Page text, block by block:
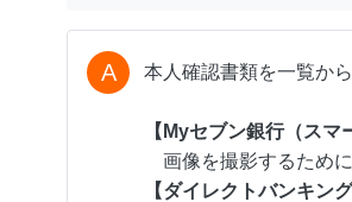
A 本人確認書類を一覧か
【Myセブン銀行（スマ
画像を撮影するために
【ダイレクトバンキン